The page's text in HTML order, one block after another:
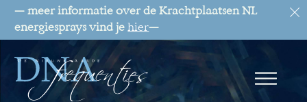
— meer informatie over de Krachtplaatsen NL
energiesprays vind jehier—